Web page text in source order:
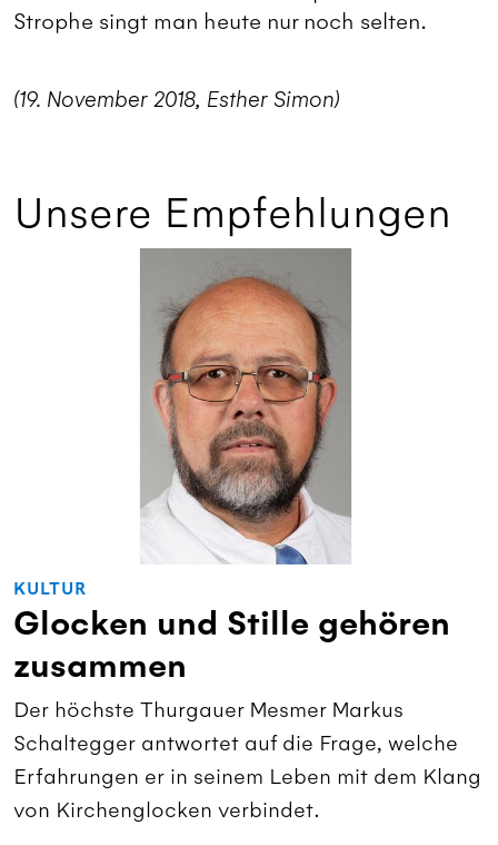
Strophe singt man heute nur noch selten.
(19. November 2018, Esther Simon)
Unsere Empfehlungen
KULTUR
Glocken und Stille gehören
zusammen
Der höchste Thurgauer Mesmer Markus
Schaltegger antwortet auf die Frage, welche
Erfahrungen er in seinem Leben mit dem Klang
von Kirchenglocken verbindet.